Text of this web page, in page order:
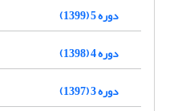
دوره 5 (1399)
دوره 4 (1398)
دوره 3 (1397)